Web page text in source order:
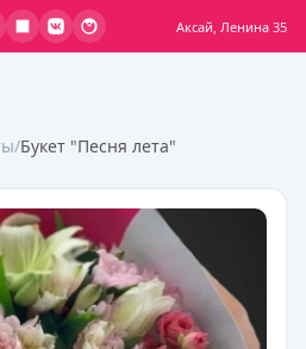
Аксай, Ленина 35
/Букет "Песня лета"